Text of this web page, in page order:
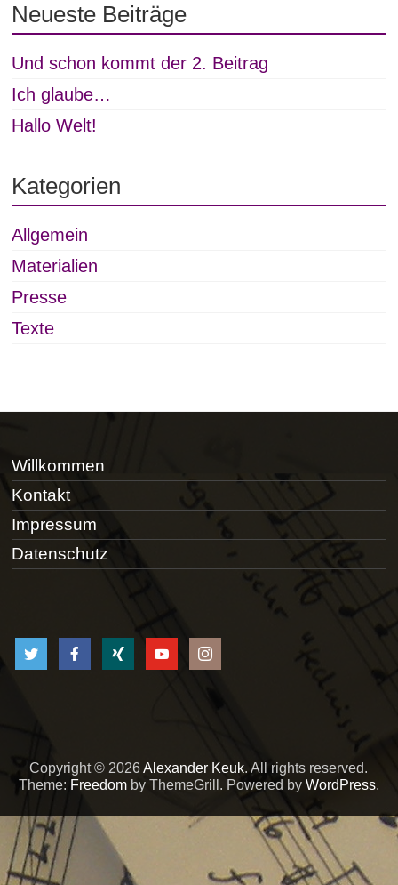
Neueste Beiträge
Und schon kommt der 2. Beitrag
Ich glaube…
Hallo Welt!
Kategorien
Allgemein
Materialien
Presse
Texte
Willkommen
Kontakt
Impressum
Datenschutz
Copyright © 2026Alexander Keuk. All rights reserved.
Theme: Freedomby ThemeGrill. Powered by WordPress.